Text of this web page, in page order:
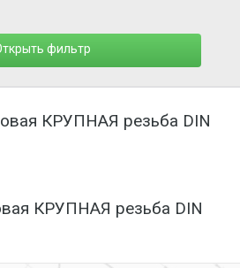
фильтр
КРУПНАЯ резьба DIN
КРУПНАЯ резьба DIN